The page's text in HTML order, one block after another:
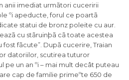
anii imediat urmãtori cuceririi
ºi apeducte, forul ce poartã
statui de bronz poleite cu aur.
cu stãruinþã cã toate acestea
fost fãcute”. Dupã cucerire, Traian
datoriilor, scutirea tuturor
un an ºi – mai mult decât puteau
cap de familie primeºte 650 de